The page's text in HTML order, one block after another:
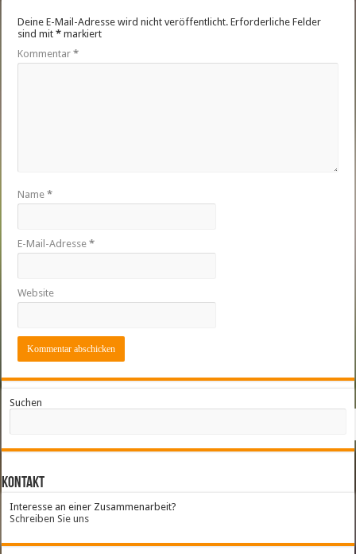
Deine E-Mail-Adresse wird nicht veröffentlicht. Erforderliche Felder
sind mit* markiert
Kommentar*
Name*
E-Mail-Adresse*
Website
Suchen
Kontakt
Interesse an einer Zusammenarbeit?
Schreiben Sie uns